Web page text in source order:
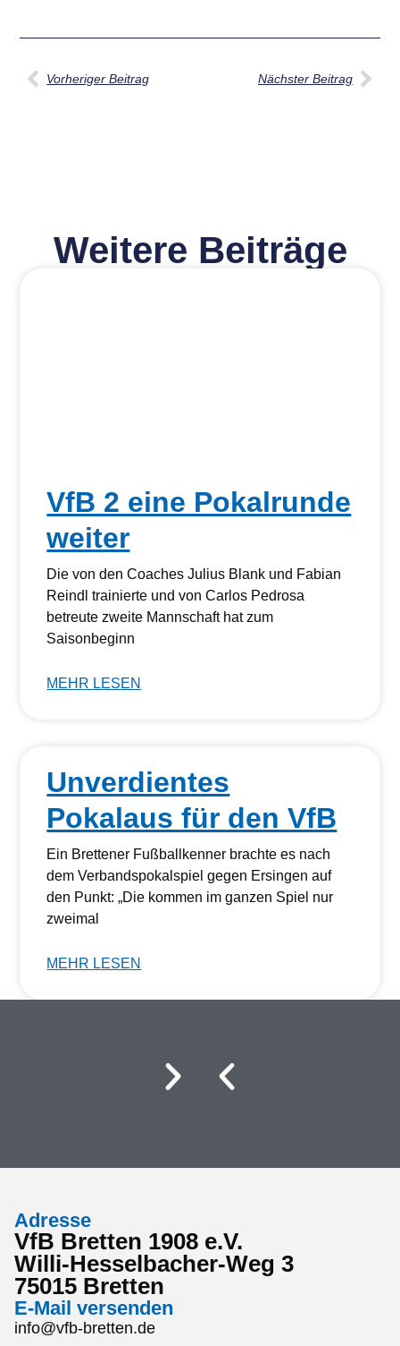
Vorheriger Beitrag Nächster Beitrag
Weitere Beiträge
VfB 2 eine Pokalrunde
weiter
Die von den Coaches Julius Blank und Fabian
Reindl trainierte und von Carlos Pedrosa
betreute zweite Mannschaft hat zum
Saisonbeginn
MEHR LESEN
Unverdientes
Pokalaus für den VfB
Ein Brettener Fußballkenner brachte es nach
dem Verbandspokalspiel gegen Ersingen auf
den Punkt: „Die kommen im ganzen Spiel nur
zweimal
MEHR LESEN
Adresse
VfB Bretten 1908 e.V.
Willi-Hesselbacher-Weg 3
75015 Bretten
E-Mail versenden
info@vfb-bretten.de